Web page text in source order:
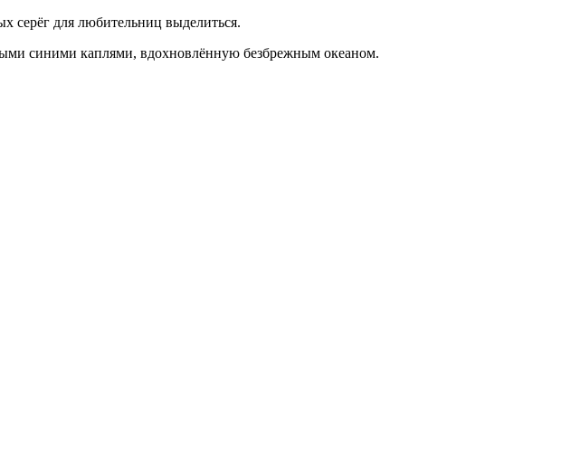
серёг для любительниц выделиться.
синими каплями, вдохновлённую безбрежным океаном.